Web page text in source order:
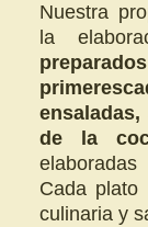
Nuestra
la
primer
de la
Cada plato
culinaria y